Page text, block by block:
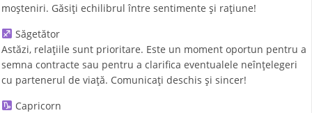
moșteniri. Găsiți echilibrul între sentimente și rațiune!
Săgetător
Astăzi, relațiile sunt prioritare. Este un moment oportun pentru a
semna contracte sau pentru a clarifica eventualele neînțelegeri
cu partenerul de viață. Comunicați deschis și sincer!
Capricorn